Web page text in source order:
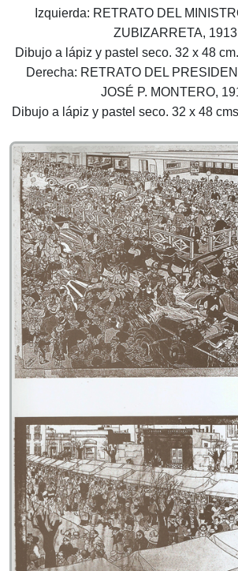
Izquierda: RETRATO DEL
ZUBIZARRETA,
Dibujo a lápiz y pastel seco. 32 x 48
Derecha: RETRATO DEL
JOSÉ P. MONTERO,
Dibujo a lápiz y pastel seco. 32 x 48